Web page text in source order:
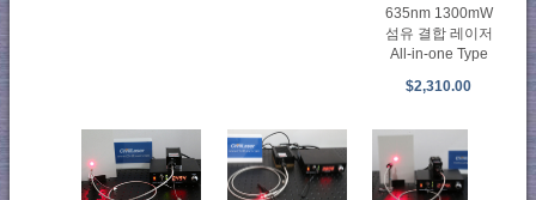
635nm 1300mW
섬유 결합 레이저
All-in-one Type
$2,310.00